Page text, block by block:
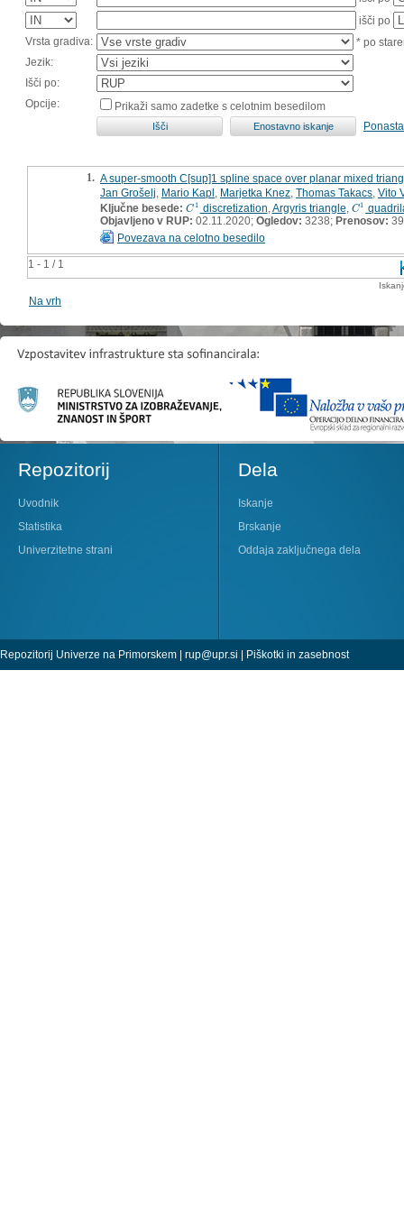
išči po
Vrsta gradiva:
* po
Jezik:
Išči po:
Opcije:
Prikaži samo zadetke s celotnim besedilom
1 - 1 / 1
1. A super-smooth C[sup]1 spline space over planar mixed
Jan Grošelj Mario Kapl Marjetka Knez Thomas Takacs Vito
Ključne besede: C1
C1 discretization Argyris triangle C1
C1
Objavljeno v RUP: 02.11.2020; Ogledov: 3238; Prenosov: 39
Povezava na celotno besedilo
Na vrh
Repozitorij
Uvodnik
Statistika
Univerzitetne strani
Dela
Iskanje
Brskanje
Oddaja zaključnega dela
Repozitorij Univerze na Primorskem | rup@upr.si | Piškotki in zasebnost